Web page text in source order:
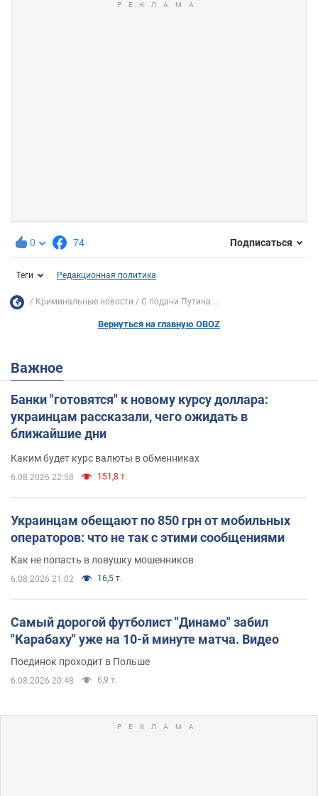
0 74 Подписаться
Теги Редакционная политика
Криминальные новости С подачи Путина:...
Вернуться на главную OBOZ
Важное
Банки "готовятся" к новому курсу доллара:
украинцам рассказали, чего ожидать в
ближайшие дни
Каким будет курс валюты в обменниках
6.08.2026 22:58 151,8 т.
Украинцам обещают по 850 грн от мобильных
операторов: что не так с этими сообщениями
Как не попасть в ловушку мошенников
6.08.2026 21:02 16,5 т.
Самый дорогой футболист "Динамо" забил
"Карабаху" уже на 10-й минуте матча. Видео
Поединок проходит в Польше
6.08.2026 20:48 6,9 т.